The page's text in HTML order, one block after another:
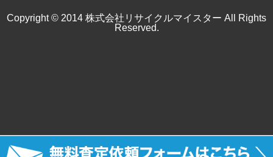
Copyright © 2014 株式会社リサイクルマイスター All Rights
Reserved.